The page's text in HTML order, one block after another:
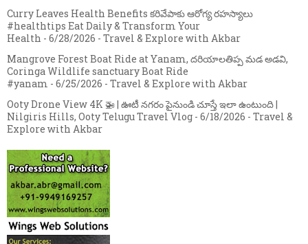
Curry Leaves Health Benefits కరివేపాకు ఆరోగ్య రహస్యాలు
#healthtips Eat Daily & Transform Your
Health - 6/28/2026 - Travel & Explore with Akbar
Mangrove Forest Boat Ride at Yanam, దరియాలతిప్ప మడ అడవి,
Coringa Wildlife sanctuary Boat Ride
#yanam - 6/25/2026 - Travel & Explore with Akbar
Ooty Drone View 4K 🚁 | ఊటీ నగరం పైనుండి చూస్తే ఇలా ఉంటుంది |
Nilgiris Hills, Ooty Telugu Travel Vlog - 6/18/2026 - Travel &
Explore with Akbar